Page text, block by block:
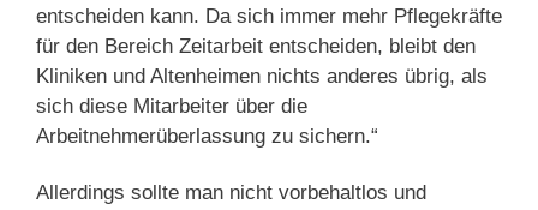
entscheiden kann. Da sich immer mehr Pflegekräfte
für den Bereich Zeitarbeit entscheiden, bleibt den
Kliniken und Altenheimen nichts anderes übrig, als
sich diese Mitarbeiter über die
Arbeitnehmerüberlassung zu sichern.“
Allerdings sollte man nicht vorbehaltlos und